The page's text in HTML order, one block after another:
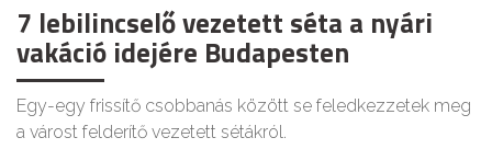
7 lebilincselő vezetett séta a nyári
vakáció idejére Budapesten
Egy-egy frissítő csobbanás között se feledkezzetek meg
a várost felderítő vezetett sétákról.